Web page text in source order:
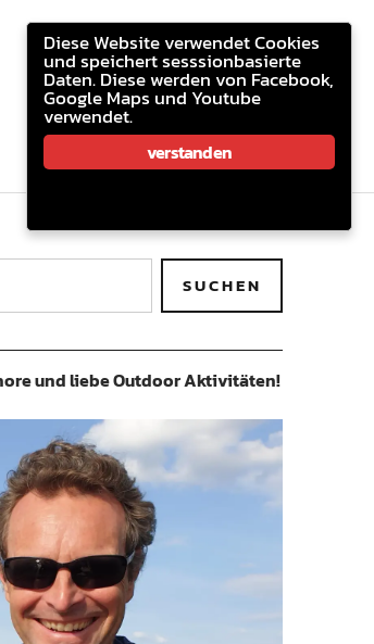
und liebe Outdoor Aktivitäten!
Diese Website verwendet Cookies
und speichert sesssionbasierte
Daten. Diese werden von Facebook,
Google Maps und Youtube
verwendet.
verstanden